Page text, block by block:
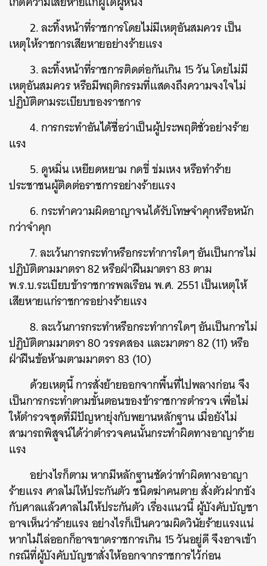
2. ละทิ้งหน้าที่ราชการโดยไม่มีเหตุอันสมควร เป็น
เหตุให้ราชการเสียหายอย่างร้ายแรง
3. ละทิ้งหน้าที่ราชการติดต่อกันเกิน 15 วัน โดยไม่มี
เหตุอันสมควร หรือมีพฤติกรรมที่แสดงถึงความจงใจไม่
ปฏิบัติตามระเบียบของราชการ
4. การกระทำอันได้ชื่อว่าเป็นผู้ประพฤติชั่วอย่างร้าย
แรง
5. ดูหมิ่น เหยียดหยาม กดขี่ ข่มเหง หรือทำร้าย
ประชาชนผู้ติดต่อราชการอย่างร้ายแรง
6. กระทำความผิดอาญาจนได้รับโทษจำคุกหรือหนัก
กว่าจำคุก
7. ละเว้นการกระทำหรือกระทำการใดๆ อันเป็นการไม่
ปฏิบัติตามมาตรา 82 หรือฝ่าฝืนมาตรา 83 ตาม
พ.ร.บ.ระเบียบข้าราชการพลเรือน พ.ศ. 2551 เป็นเหตุให้
เสียหายแก่ราชการอย่างร้ายแรง
8. ละเว้นการกระทำหรือกระทำการใดๆ อันเป็นการไม่
ปฏิบัติตามมาตรา 80 วรรคสอง และมาตรา 82 (11) หรือ
ฝ่าฝืนข้อห้ามตามมาตรา 83 (10)
ด้วยเหตุนี้ การสั่งย้ายออกจากพื้นที่ไปพลางก่อน จึง
เป็นการกระทำตามขั้นตอนของข้าราชการตำรวจ เพื่อไม่
ให้ตำรวจชุดที่มีปัญหายุ่งกับพยานหลักฐาน เมื่อยังไม่
สามารถพิสูจน์ได้ว่าตำรวจคนนั้นกระทำผิดทางอาญาร้าย
แรง
อย่างไรก็ตาม หากมีหลักฐานชัดว่าทำผิดทางอาญา
ร้ายแรง ศาลไม่ให้ประกันตัว ชนิดฆ่าคนตาย สั่งตัวฝากขัง
กับศาลแล้วศาลไม่ให้ประกันตัว เรื่องแนวนี้ ผู้บังคับบัญชา
อาจเห็นว่าร้ายแรง อย่างไรก็เป็นความผิดวินัยร้ายแรงแน่
หากไม่ไล่ออกก็อาจขาดราชการเกิน 15 วันอยู่ดี จึงอาจเข้า
กรณีที่ผู้บังคับบัญชาสั่งให้ออกจากราชการไว้ก่อน